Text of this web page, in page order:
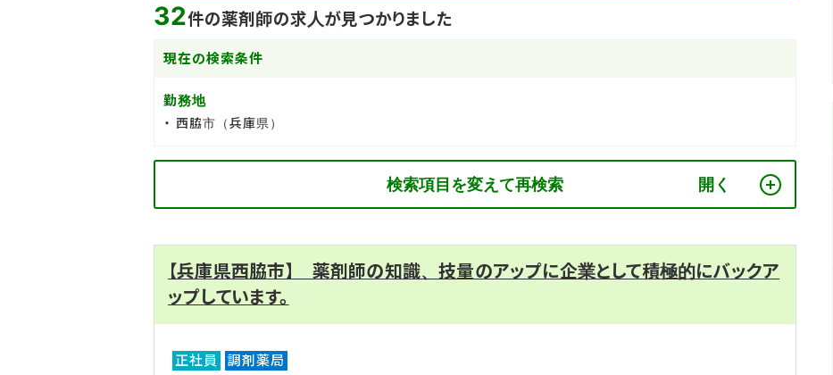
32件の薬剤師の求人が見つかりました
現在の検索条件
勤務地
西脇市（兵庫県）
検索項目を変えて再検索
【兵庫県西脇市】 薬剤師の知識、技量のアップに企業として積極的にバックア
ップしています。
正社員 調剤薬局